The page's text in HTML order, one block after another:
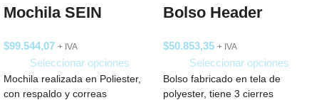
Mochila SEIN
$99.544,07 + IVA
Seleccionar opciones
Mochila realizada en Poliester,
con respaldo y correas
Bolso Header
$50.853,35 + IVA
Seleccionar opciones
Bolso fabricado en tela de
polyester, tiene 3 cierres